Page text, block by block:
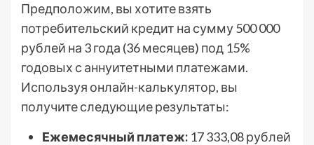
Предположим, вы хотите взять
потребительский кредит на сумму 500 000
рублей на 3 года (36 месяцев) под 15%
годовых с аннуитетными платежами.
Используя онлайн-калькулятор, вы
получите следующие результаты:
Ежемесячный платеж: 17 333,08 рублей